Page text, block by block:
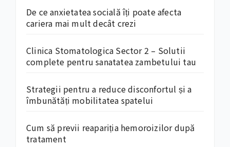
De ce anxietatea socială îți poate afecta
cariera mai mult decât crezi
Clinica Stomatologica Sector 2 – Solutii
complete pentru sanatatea zambetului tau
Strategii pentru a reduce disconfortul și a
îmbunătăți mobilitatea spatelui
Cum să previi reapariția hemoroizilor după
tratament